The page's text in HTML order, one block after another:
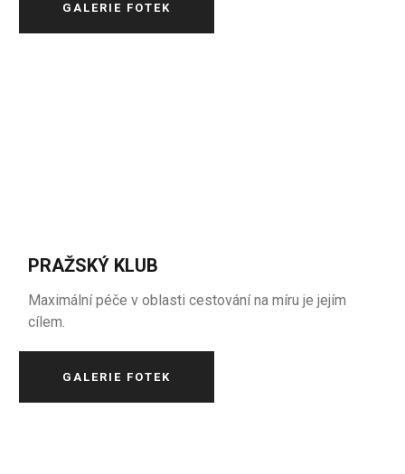
GALERIE FOTEK
PRAŽSKÝ KLUB
Maximální péče v oblasti cestování na míru je jejím
cílem.
GALERIE FOTEK